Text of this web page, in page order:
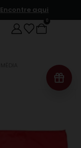
Encontre aqui
0